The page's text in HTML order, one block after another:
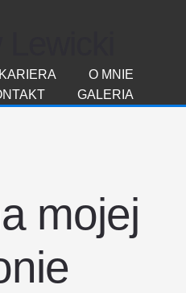
O MNIE
KARIERA
GALERIA
mojej